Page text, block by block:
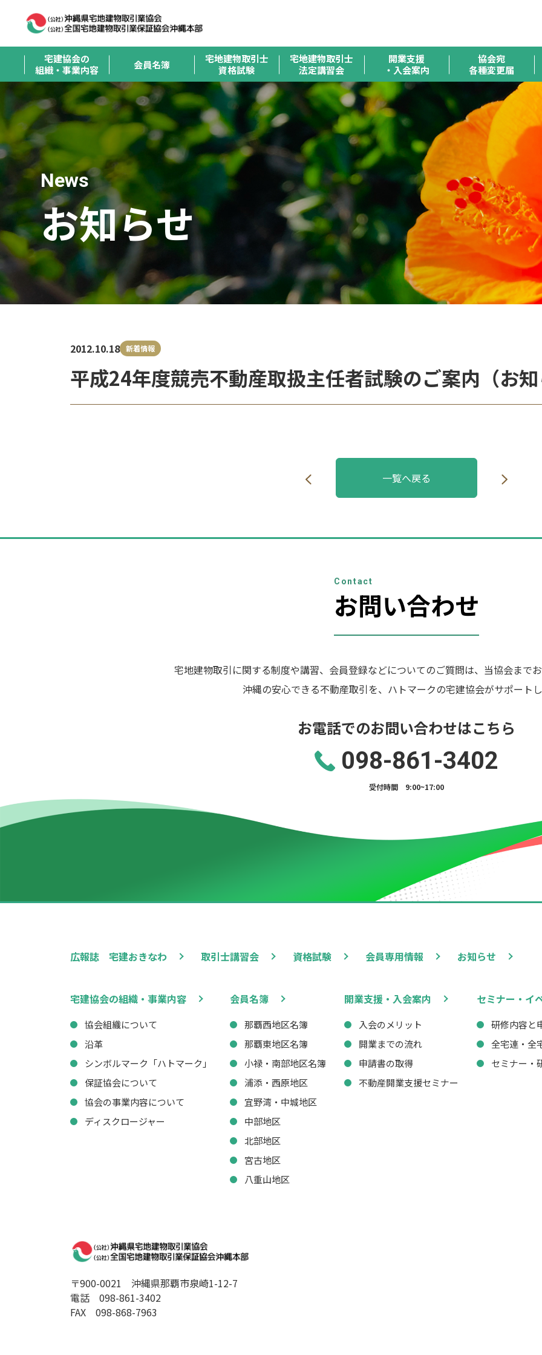
宅建協会の
組織・事業内容
会員名簿
宅地建物取引士
資格試験
宅地建物取引士
法定講習会
開業支援
・入会案内
協会宛
各種変更届
News
お知らせ
平成24年度競売不動産取扱主任者試験のご案内（お
2012.10.18 新着情報
ー
一覧へ戻る
Contact
お問い合わせ
宅地建物取引に関する制度や講習、会員登録などについてのご質問は、当協会まで
沖縄の安心できる不動産取引を、ハトマークの宅建協会がサポート
お電話でのお問い合わせはこちら
098-861-3402
受付時間 9:00~17:00
広報誌 宅建おきなわ 取引士講習会 資格試験 会員専用情報 お知らせ
宅建協会の組織・事業内容
協会組織について
沿革
シンボルマーク「ハトマーク」
保証協会について
協会の事業内容について
ディスクロージャー
会員名簿
那覇西地区名簿
那覇東地区名簿
小禄・南部地区名簿
浦添・西原地区
宜野湾・中城地区
中部地区
北部地区
宮古地区
八重山地区
開業支援・入会案内
入会のメリット
開業までの流れ
申請書の取得
不動産開業支援セミナー
セミナー・イ
研修内容と
全宅連・全
セミナー・
〒900-0021 沖縄県那覇市泉崎1-12-7
電話 098-861-3402
FAX 098-868-7963